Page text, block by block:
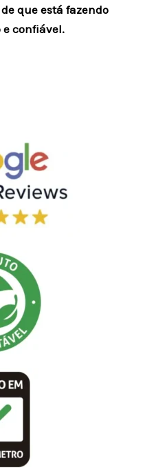
que está fazendo
confiável.